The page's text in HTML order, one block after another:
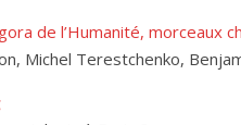
de l’Humanité, morceaux
Michel Terestchenko,